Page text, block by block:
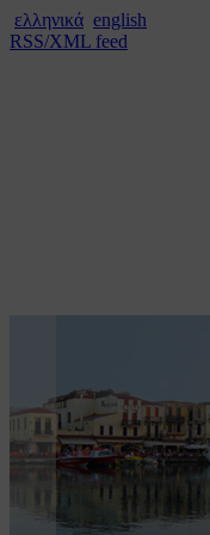
ελληνικά english
RSS/XML feed